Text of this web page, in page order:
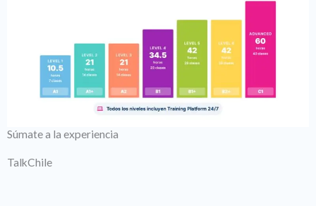
Súmate a la experiencia
TalkChile